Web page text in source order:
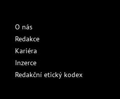
O nás
Redakce
Kariéra
Inzerce
Redakční etický kodex